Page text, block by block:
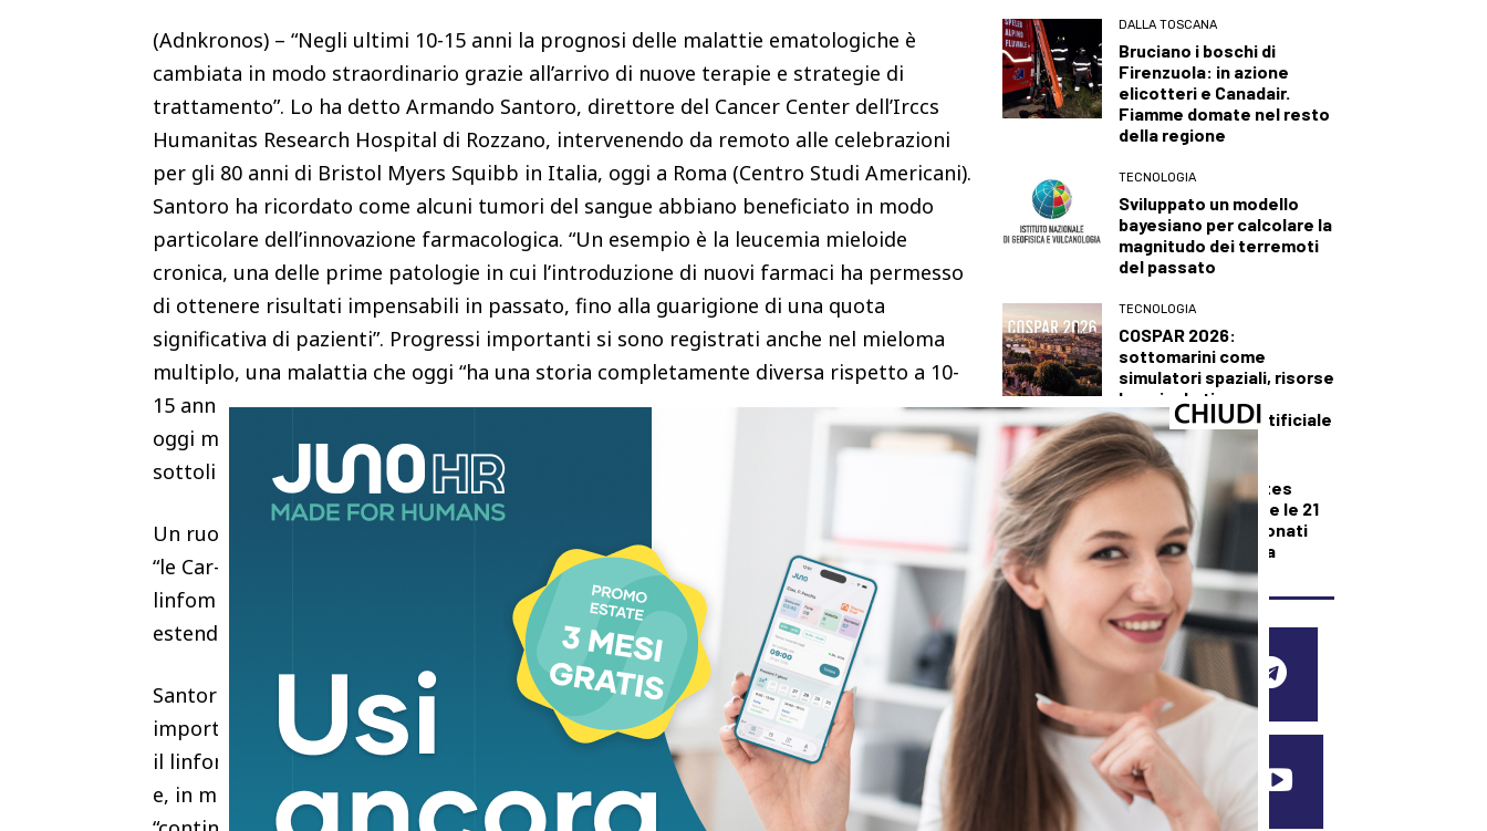
(Adnkronos) – “Negli ultimi 10-15 anni la prognosi delle malattie ematologiche è
cambiata in modo straordinario grazie all’arrivo di nuove terapie e strategie di
trattamento”. Lo ha detto Armando Santoro, direttore del Cancer Center dell’Irccs
Humanitas Research Hospital di Rozzano, intervenendo da remoto alle celebrazioni
per gli 80 anni di Bristol Myers Squibb in Italia, oggi a Roma (Centro Studi Americani).
Santoro ha ricordato come alcuni tumori del sangue abbiano beneficiato in modo
particolare dell’innovazione farmacologica. “Un esempio è la leucemia mieloide
cronica, una delle prime patologie in cui l’introduzione di nuovi farmaci ha permesso
di ottenere risultati impensabili in passato, fino alla guarigione di una quota
significativa di pazienti”. Progressi importanti si sono registrati anche nel mieloma
multiplo, una malattia che oggi “ha una storia completamente diversa rispetto a 10-
15 anni fa. Grazie agli immunomodulanti, ai nuovi anticorpi e ai farmaci bispecifici,
oggi molti pazienti possono raggiungere sopravvivenze superiori ai dieci anni” ha
sottolineato.
Un ruolo sempre più importante è svolto inoltre dalle terapie cellulari avanzate, come
“le Car-T, che hanno rappresentato una svolta soprattutto nel trattamento dei
linfomi. Questa tecnologia ha prodotto risultati straordinari e il suo utilizzo si sta
estendendo anche ad altre patologie ematologiche, compreso il mieloma multiplo”.
Santoro ha evidenziato il valore dell’immunoterapia: “È stata una delle innovazioni più
importanti in ematologia. Oggi viene utilizzata in diverse forme di linfoma, compresi
il linfoma di Hodgkin e alcuni linfomi non Hodgkin, con percentuali elevate di risposta
e, in molti casi, di guarigione”. Guardando al futuro, secondo l’esperto, la sfida sarà
DALLA TOSCANA
Bruciano i boschi di
Firenzuola: in azione
elicotteri e Canadair.
Fiamme domate nel resto
della regione
TECNOLOGIA
Sviluppato un modello
bayesiano per calcolare la
magnitudo dei terremoti
del passato
TECNOLOGIA
COSPAR 2026:
sottomarini come
simulatori spaziali, risorse
lunari ed etica
dell’intelligenza artificiale
DALLA TOSCANA
Nuoto, la Rari Nantes
Florentia raggiunge le 21
medaglie ai Campionati
italiani di categoria
SEGUICI SUI SOCIAL